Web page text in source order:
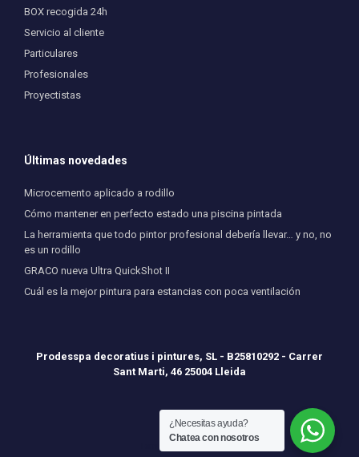
BOX recogida 24h
Servicio al cliente
Particulares
Profesionales
Proyectistas
Últimas novedades
Microcemento aplicado a rodillo
Cómo mantener en perfecto estado una piscina pintada
La herramienta que todo pintor profesional debería llevar… y no, no
es un rodillo
GRACO nueva Ultra QuickShot II
Cuál es la mejor pintura para estancias con poca ventilación
Prodesspa decoratius i pintures, SL - B25810292 - Carrer
Sant Marti, 46 25004 Lleida
¿Necesitas ayuda?
Chatea con nosotros